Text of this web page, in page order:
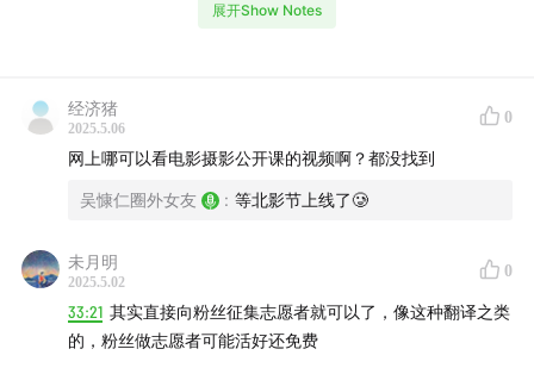
人参加的活动，基本囊括了这次北影节的热门项目；第二
小建议。
▼聊天的人
雨烨，北影节凑热闹专业户
sitii，北影节第一马丽影迷
▼主要内容
展开Show Notes
经济猪
2025.5.06
0
网上哪可以看电影摄影公开课的视频啊？都没找到
吴慷仁圈外女友 : 等北影节上线了🥲
未月明
2025.5.02
0
33:21 其实直接向粉丝征集志愿者就可以了，像这种翻译之类
的，粉丝做志愿者可能活好还免费